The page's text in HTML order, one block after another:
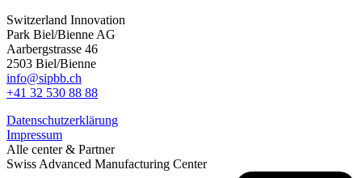
Switzerland Innovation
Park Biel/Bienne AG
Aarbergstrasse 46
2503 Biel/Bienne
info@sipbb.ch
+41 32 530 88 88
Datenschutzerklärung
Impressum
Alle center & Partner
Swiss Advanced Manufacturing Center